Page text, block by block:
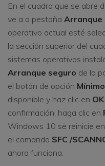
En el cuadro que se abre
ve a a pestaña Arranque
operativo actual esté
la sección superior del
sistemas operativos
Arranque seguro de la
el botón de opción Mínimo
disponible y haz clic en OK
confirmación, haga clic en
Windows 10 se reinicie en
el comando SFC /
ahora funciona.